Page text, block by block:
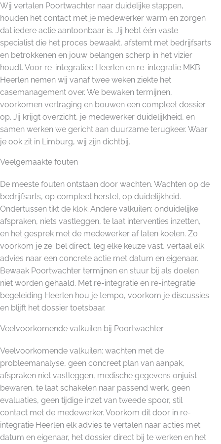
Wij vertalen Poortwachter naar duidelijke stappen,
houden het contact met je medewerker warm en zorgen
dat iedere actie aantoonbaar is. Jij hebt één vaste
specialist die het proces bewaakt, afstemt met bedrijfsarts
en betrokkenen en jouw belangen scherp in het vizier
houdt. Voor re-integratiee Heerlen en re-integratie MKB
Heerlen nemen wij vanaf twee weken ziekte het
casemanagement over. We bewaken termijnen,
voorkomen vertraging en bouwen een compleet dossier
op. Jij krijgt overzicht, je medewerker duidelijkheid, en
samen werken we gericht aan duurzame terugkeer. Waar
je ook zit in Limburg, wij zijn dichtbij.
Veelgemaakte fouten
De meeste fouten ontstaan door wachten. Wachten op de
bedrijfsarts, op compleet herstel, op duidelijkheid.
Ondertussen tikt de klok. Andere valkuilen: onduidelijke
afspraken, niets vastleggen, te laat interventies inzetten,
en het gesprek met de medewerker af laten koelen. Zo
voorkom je ze: bel direct, leg elke keuze vast, vertaal elk
advies naar een concrete actie met datum en eigenaar.
Bewaak Poortwachter termijnen en stuur bij als doelen
niet worden gehaald. Met re-integratie en re-integratie
begeleiding Heerlen hou je tempo, voorkom je discussies
en blijft het dossier toetsbaar.
Veelvoorkomende valkuilen bij Poortwachter
Veelvoorkomende valkuilen: wachten met de
probleemanalyse, geen concreet plan van aanpak,
afspraken niet vastleggen, medische gegevens onjuist
bewaren, te laat schakelen naar passend werk, geen
evaluaties, geen tijdige inzet van tweede spoor, stil
contact met de medewerker. Voorkom dit door in re-
integratie Heerlen elk advies te vertalen naar acties met
datum en eigenaar, het dossier direct bij te werken en het